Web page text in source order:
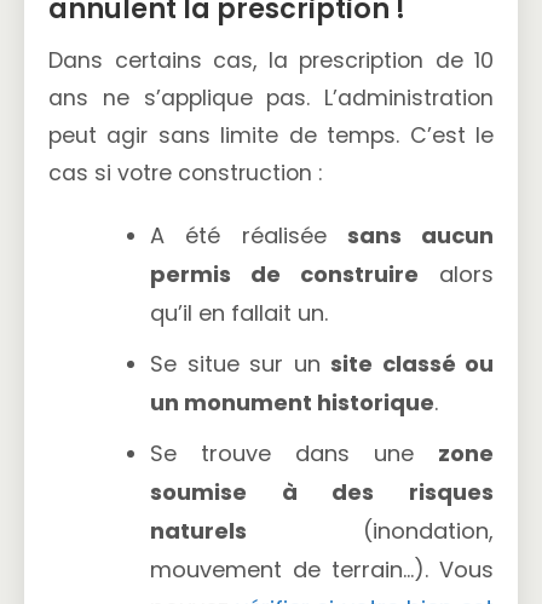
annulent la prescription !
Dans certains cas, la prescription de 10
ans ne s’applique pas. L’administration
peut agir sans limite de temps. C’est le
cas si votre construction :
A été réalisée sans aucun
permis de construire alors
qu’il en fallait un.
Se situe sur un site classé ou
un monument historique.
Se trouve dans une zone
soumise à des risques
naturels (inondation,
mouvement de terrain…). Vous